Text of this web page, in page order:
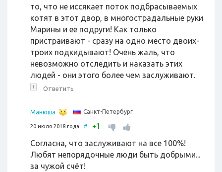
то, что не иссякает поток подбрасываемых
котят в этот двор, в многострадальные руки
Марины и ее подруги! Как только
пристраивают - сразу на одно место двоих-
троих подкидывают! Очень жаль, что
невозможно отследить и наказать этих
людей - они этого более чем заслуживают.
↑ Ответить
Манюша Санкт-Петербург
20 июля 2018 года # +1
Согласна, что заслуживают на все 100%!
Любят непорядочные люди быть добрыми...
за чужой счёт!